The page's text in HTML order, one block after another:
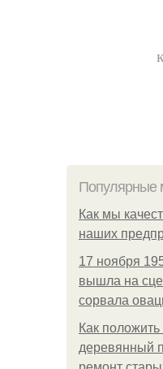
Популярные
Как мы
наших
17 ноября
вышла на
сорвала
Как положить
деревянный